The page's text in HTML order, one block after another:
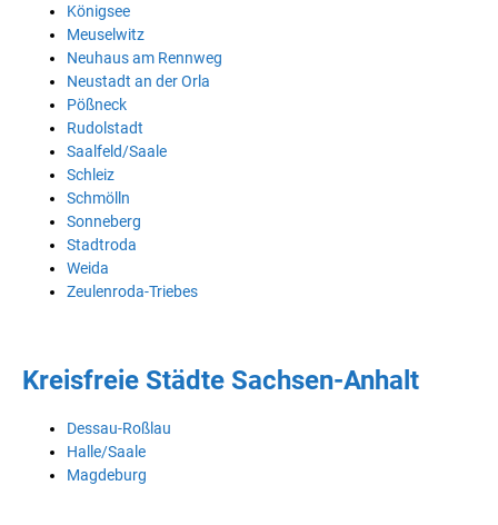
Königsee
Meuselwitz
Neuhaus am Rennweg
Neustadt an der Orla
Pößneck
Rudolstadt
Saalfeld/Saale
Schleiz
Schmölln
Sonneberg
Stadtroda
Weida
Zeulenroda-Triebes
Kreisfreie Städte Sachsen-Anhalt
Dessau-Roßlau
Halle/Saale
Magdeburg